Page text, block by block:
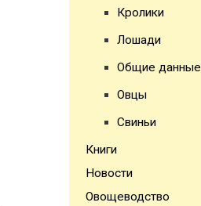
Кролики
Лошади
Общие данные
Овцы
Свиньи
Книги
Новости
Овощеводство